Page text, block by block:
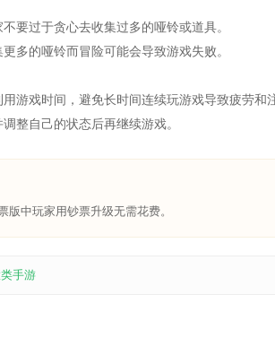
过于贪心去收集过多的哑铃或道具。
的哑铃而冒险可能会导致游戏失败。
戏时间，避免长时间连续玩游戏导致疲劳和注
自己的状态后再继续游戏。
中玩家用钞票升级无需花费。
手游